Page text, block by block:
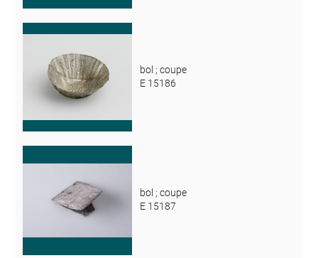
bol ; coupe
E 15186
bol ; coupe
E 15187